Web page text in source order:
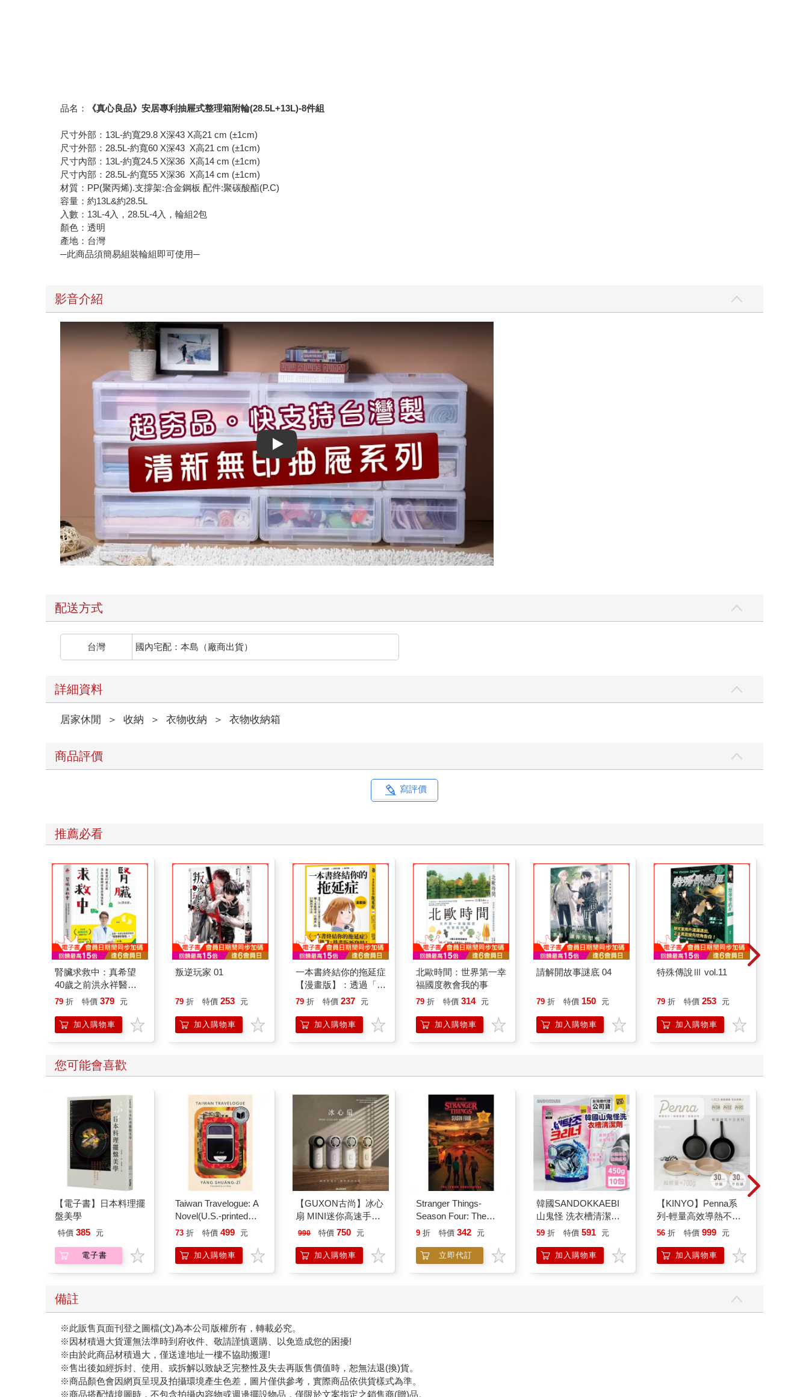
品名： 《真心良品》安居專利抽屜式整理箱附輪(28.5L+13L)-8件組
尺寸外部：13L-約寬29.8 X深43 X高21 cm (±1cm)
尺寸外部：28.5L-約寬60 X深43 X高21 cm (±1cm)
尺寸內部：13L-約寬24.5 X深36 X高14 cm (±1cm)
尺寸內部：28.5L-約寬55 X深36 X高14 cm (±1cm)
材質：PP(聚丙烯).支撐架:合金鋼板 配件:聚碳酸酯(P.C)
容量：約13L&約28.5L
入數：13L-4入，28.5L-4入，輪組2包
顏色：透明
產地：台灣
─此商品須簡易組裝輪組即可使用─
影音介紹
Play video
配送方式
台灣 國內宅配：本島（廠商出貨）
詳細資料
居家休閒 ＞ 收納 ＞ 衣物收納 ＞ 衣物收納箱
商品評價
寫評價
推薦必看
腎臟求救中：真希望
40歲之前洪永祥醫師
就告訴我這些事
79 折 特價 379 元
加入購物車
叛逆玩家 01
79 折 特價 253 元
加入購物車
一本書終結你的拖延症
【漫畫版】：透過「小
行動」打開大腦的行動
「行動派」的37個科
學方法
79 折 特價 237 元
加入購物車
北歐時間：世界第一幸
福國度教會我的事
79 折 特價 314 元
加入購物車
請解開故事謎底 04
79 折 特價 150 元
加入購物車
特殊傳說Ⅲ vol.11
79 折 特價 253 元
加入購物車
您可能會喜歡
【電子書】日本料理擺
盤美學
特價 385 元
電子書
Taiwan Travelogue: A
Novel(U.S.-printed
edition)
73 折 特價 499 元
加入購物車
【GUXON古尚】冰心
扇 MINI迷你高速手持
風扇
990 特價 750 元
加入購物車
Stranger Things-
Season Four: The
Junior Novelization
9 折 特價 342 元
立即代訂
韓國SANDOKKAEBI
山鬼怪 洗衣槽清潔劑
450公克-10包組
59 折 特價 591 元
加入購物車
【KINYO】Penna系
列-輕量高效導熱不沾
平煎鍋30cm
56 折 特價 999 元
加入購物車
備註
※此販售頁面刊登之圖檔(文)為本公司版權所有，轉載必究。
※因材積過大貨運無法準時到府收件、敬請謹慎選購、以免造成您的困擾!
※由於此商品材積過大，僅送達地址一樓不協助搬運!
※售出後如經拆封、使用、或拆解以致缺乏完整性及失去再販售價值時，恕無法退(換)貨。
※商品顏色會因網頁呈現及拍攝環境產生色差，圖片僅供參考，實際商品依供貨樣式為準。
※商品搭配情境圖時，不包含拍攝內容物或週邊擺設物品，僅限於文案指定之銷售商(贈)品。